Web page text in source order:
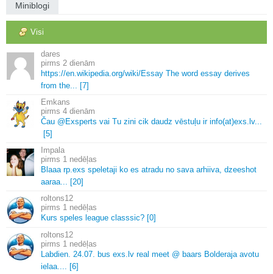
Miniblogi
Visi
dares
2 dienām
https://en.wikipedia.org/wiki/Essay The word essay derives
from the... [7]
Emkans
4 dienām
Čau @Exsperts vai Tu zini cik daudz vēstuļu ir info(at)exs. lv...
[5]
Impala
1 nedēļas
Blaaa rp.exs speletaji ko es atradu no sava arhiiva, dzeeshot
aaraa... [20]
roltons12
1 nedēļas
Kurs speles league classsic? [0]
roltons12
1 nedēļas
Labdien. 24.07. bus exs. lv real meet @ baars Bolderaja avotu
ielaa.... [6]